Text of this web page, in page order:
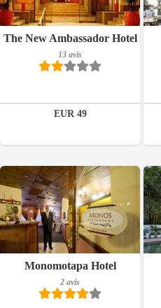
The New Ambassador Hotel
13 avis
EUR 49
Petit-déjeuner inclus
13 avis
Monomotapa Hotel
2 avis
Petit-déjeuner inclus
2 avis
Détails
Réserver